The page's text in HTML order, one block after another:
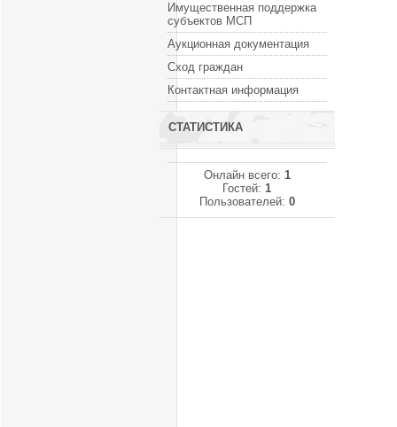
Имущественная поддержка
субъектов МСП
Аукционная документация
Сход граждан
Контактная информация
СТАТИСТИКА
Онлайн всего: 1
Гостей:1
Пользователей: 0